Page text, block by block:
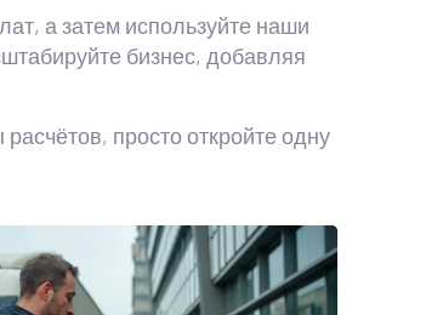
а затем используйте наши
бизнес, добавляя
просто откройте одну